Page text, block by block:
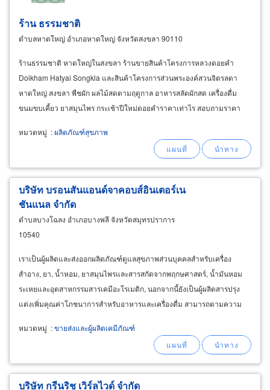
ร้าน ธรรมชาติ
ตำบลหาดใหญ่ อำเภอหาดใหญ่ จังหวัดสงขลา 90110
ร้านธรรมชาติ หาดใหญ่ในสงขลา ร้านขายสินค้าโครงการหลวงดอยคำ
Doikham Hatyai Songkla และสินค้าโครงการส่วนพระองค์สวนจิตรลดา
หาดใหญ่ สงขลา พืชผัก ผลไม้สดตามฤดูกาล อาหารสลัดผักสด เครื่องดื่ม
ขนมขบเคี้ยว ยาสมุนไพร กระเช้าปีใหม่ดอยคำราคาเท่าไร สอบถามราคา
หมวดหมู่ :ผลิตภัณฑ์สุขภาพ
บริษัท บรอนสันแอนด์จาคอบส์อินเตอร์เน
ชันแนล จำกัด
ตำบลบางโฉลง อำเภอบางพลี จังหวัดสมุทรปราการ
10540
เราเป็นผู้ผลิตและส่งออกผลิตภัณฑ์ดูแลสุขภาพส่วนบุคคลสำหรับเครื่อง
สำอาง, ยา, น้ำหอม, ยาสมุนไพรและสารสกัดจากพฤกษศาสตร์, น้ำมันหอม
ระเหยและอุตสาหกรรมสารเคมีอะโรเมติก, นอกจากนี้ยังเป็นผู้ผลิตสารปรุง
แต่งเพิ่มคุณค่าโภชนาการสำหรับอาหารและเครื่องดื่ม สามารถตามความ
หมวดหมู่ :ขายส่งและผู้ผลิตเคมีภัณฑ์
บริษัท กรีนริช เวิร์ลไวด์ จำกัด